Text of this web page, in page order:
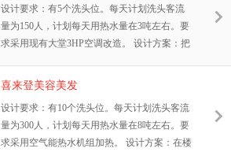
设计要求：有5个洗头位。每天计划洗头客流
量为150人，计划每天用热水量在3吨左右。要
求采用现有大堂3HP空调改造。 设计方案：把
两季免费使用热水，在冬春两季把空调当热泵
考虑主机维修期间不影响热水供应，在水箱内
安装1条6KW电发热管。整个系统全自动控
制。
喜来登美容美发
设计要求：有10个洗头位。每天计划洗头客流
量为300人，计划每天用热水量在8吨左右。要
求采用空气能热水机组加热。 设计方案：在楼